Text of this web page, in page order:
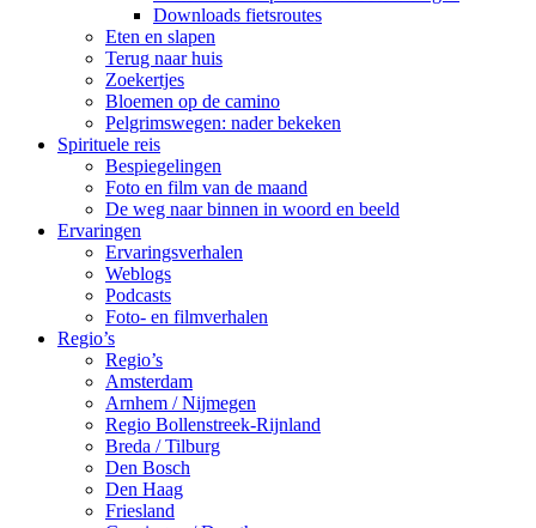
Downloads fietsroutes
Eten en slapen
Terug naar huis
Zoekertjes
Bloemen op de camino
Pelgrimswegen: nader bekeken
Spirituele reis
Bespiegelingen
Foto en film van de maand
De weg naar binnen in woord en beeld
Ervaringen
Ervaringsverhalen
Weblogs
Podcasts
Foto- en filmverhalen
Regio’s
Regio’s
Amsterdam
Arnhem / Nijmegen
Regio Bollenstreek-Rijnland
Breda / Tilburg
Den Bosch
Den Haag
Friesland